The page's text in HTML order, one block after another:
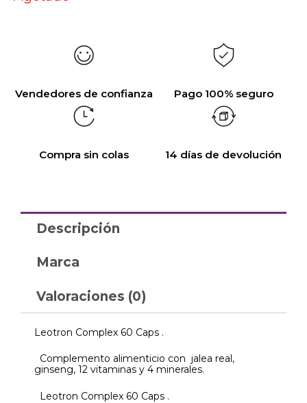
Vendedores de confianza Pago 100% seguro
Compra sin colas 14 días de devolución
Descripción
Marca
Valoraciones (0)
Leotron Complex 60 Caps .
Complemento alimenticio con jalea real,
ginseng, 12 vitaminas y 4 minerales.
Leotron Complex 60 Caps .